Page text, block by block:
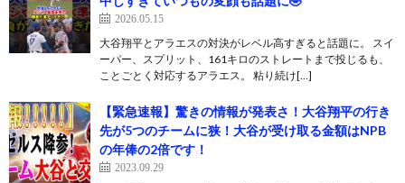
2026.05.15
大谷翔平とアラエスの対決がレベル高すぎると話題に。 スイ
ーパー、スプリット、161キロのストレートまで投じるも、
ことごとく対応するアラエス。 粘り続け[…]
【緊急速報】驚きの情報が発表さ！大谷翔平の行き
先が5つのチームに狭！大谷が受け取る金額はNPB
の年俸の2倍です！
2023.09.29